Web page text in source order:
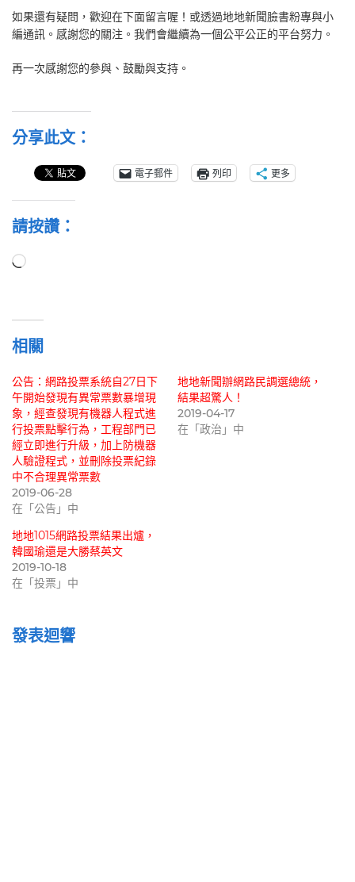
如果還有疑問，歡迎在下面留言喔！或透過地地新聞臉書粉專與小
編通訊。感謝您的關注。我們會繼續為一個公平公正的平台努力。
再一次感謝您的參與、鼓勵與支持。
分享此文：
電子郵件 列印 更多
請按讚：
正
相關
公告：網路投票系統自27日下
午開始發現有異常票數暴增現
象，經查發現有機器人程式進
行投票點擊行為，工程部門已
經立即進行升級，加上防機器
人驗證程式，並刪除投票紀錄
中不合理異常票數
2019-06-28
在「公告」中
地地新聞辦網路民調選總統，
結果超驚人！
2019-04-17
在「政治」中
地地1015網路投票結果出爐，
韓國瑜還是大勝蔡英文
2019-10-18
在「投票」中
發表迴響